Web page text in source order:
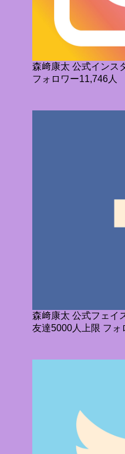
森﨑康太 公式インス
フォロワー11,746人
森﨑康太 公式フェイ
友達5000人上限 フォ